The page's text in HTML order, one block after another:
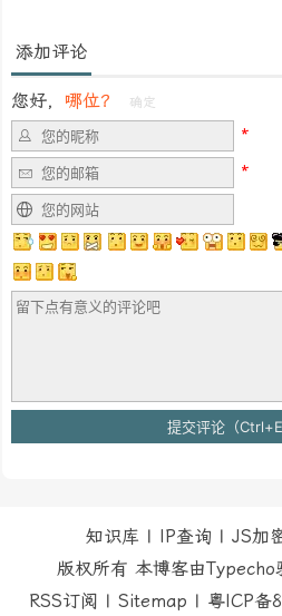
添加评论
您好， 哪位？ 确定
知识库 | IP查询 | JS加
版权所有 本博客由Typecho
RSS订阅 | Sitemap | 粤ICP备